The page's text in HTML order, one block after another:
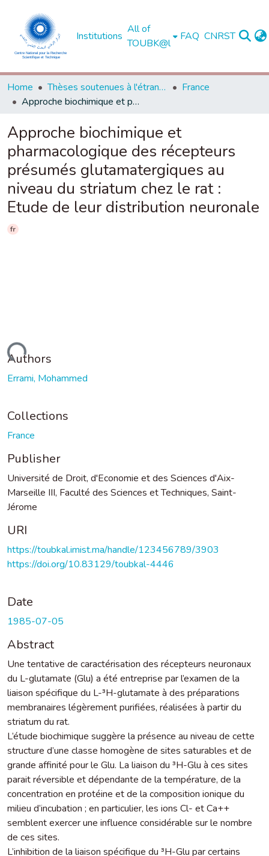
Institutions
All of
TOUBK@l
FAQ CNRST
Home Thèses soutenues à l'étranger
France
Approche biochimique et pharmacologique des récepteurs présumés glutamatergiques au niveau du striatum chez le rat : Etude de leur distribution neuronale
Approche biochimique et
pharmacologique des récepteurs
présumés glutamatergiques au
niveau du striatum chez le rat :
Etude de leur distribution neuronale
fr
Authors
Errami, Mohammed
Collections
France
Publisher
Université de Droit, d'Economie et des Sciences d'Aix-
Marseille III, Faculté des Sciences et Techniques, Saint-
Jérome
URI
https://toubkal.imist.ma/handle/123456789/3903
https://doi.org/10.83129/toubkal-4446
Date
1985-07-05
Abstract
Une tentative de caractérisation des récepteurs neuronaux
du L-glutamate (Glu) a été entreprise par l’examen de la
liaison spécifique du L-³H-glutamate à des préparations
membranaires légèrement purifiées, réalisées à partir du
striatum du rat.
L’étude biochimique suggère la présence au niveau de cette
structure d’une classe homogène de sites saturables et de
grande affinité pour le Glu. La liaison du ³H-Glu à ces sites
parait réversible et dépendante de la température, de la
concentration en protéine et de la composition ionique du
milieu d’incubation ; en particulier, les ions Cl- et Ca++
semblent exercer une influence considérable sur le nombre
de ces sites.
L’inhibition de la liaison spécifique du ³H-Glu par certains